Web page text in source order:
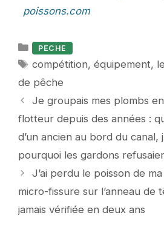
poissons.com
Catégories
PECHE
Étiquettes
compétition,équipement,
de pêche
Je groupais mes plombs
flotteur depuis des années :
d’un ancien au bord du canal,
pourquoi les gardons
J’ai perdu le poisson de
micro-fissure sur l’anneau de
jamais vérifiée en deux ans